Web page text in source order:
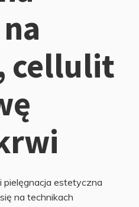
cellulit
pielęgnacja estetyczna
na technikach